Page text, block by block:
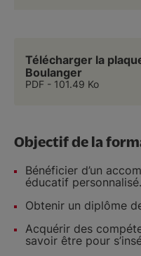
Télécharger la
Boulanger
PDF 101.49 Ko
Objectif de la
Bénéficier d’un
éducatif personnalisé.
Obtenir un diplôme
Acquérir des
savoir être pour